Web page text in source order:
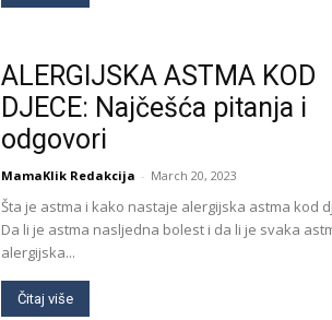
ALERGIJSKA ASTMA KOD
DJECE: Najčešća pitanja i
odgovori
MamaKlik Redakcija - March 20, 2023
Šta je astma i kako nastaje alergijska astma kod
Da li je astma nasljedna bolest i da li je svaka
alergijska...
Čitaj više